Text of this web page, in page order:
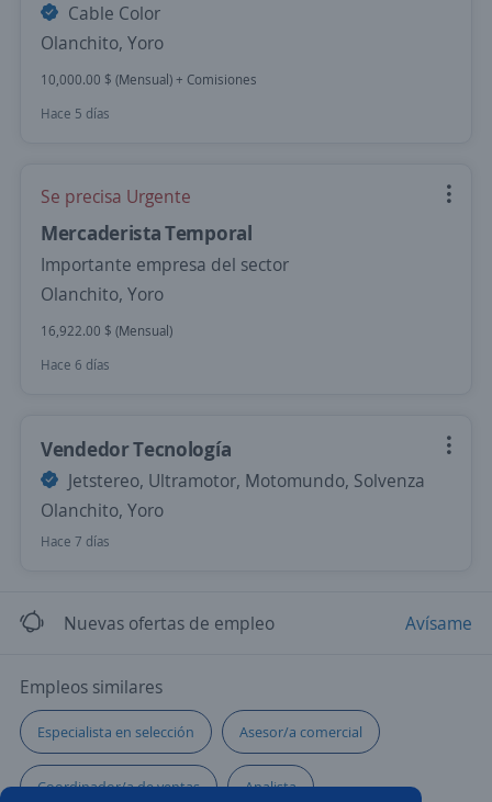
Cable Color
Olanchito, Yoro
10,000.00 $ (Mensual) + Comisiones
Hace 5 días
Se precisa Urgente
Mercaderista Temporal
Importante empresa del sector
Olanchito, Yoro
16,922.00 $ (Mensual)
Hace 6 días
Vendedor Tecnología
Jetstereo, Ultramotor, Motomundo, Solvenza
Olanchito, Yoro
Hace 7 días
Nuevas ofertas de empleo Avísame
Empleos similares
Especialista en selección Asesor/a comercial
Coordinador/a de ventas Analista